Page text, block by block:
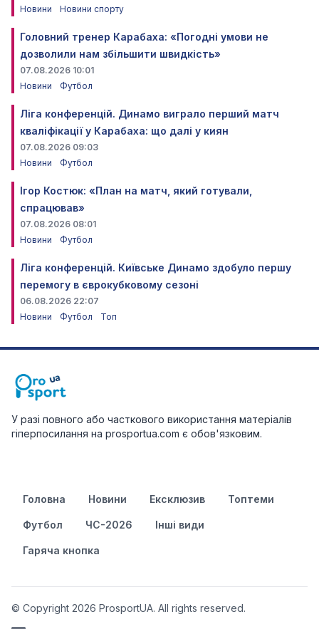
Новини
Новини спорту
Головний тренер Карабаха: «Погодні умови не
дозволили нам збільшити швидкість»
07.08.2026 10:01
Новини
Футбол
Ліга конференцій. Динамо виграло перший матч
кваліфікації у Карабаха: що далі у киян
07.08.2026 09:03
Новини
Футбол
Ігор Костюк: «План на матч, який готували,
спрацював»
07.08.2026 08:01
Новини
Футбол
Ліга конференцій. Київське Динамо здобуло першу
перемогу в єврокубковому сезоні
06.08.2026 22:07
Новини
Футбол Топ
У разі повного або часткового використання матеріалів
гіперпосилання на prosportua.com є обов'язковим.
Головна Новини Ексклюзив Топтеми
Футбол ЧС-2026 Інші види
Гаряча кнопка
© Copyright 2026 ProsportUA. All rights reserved.